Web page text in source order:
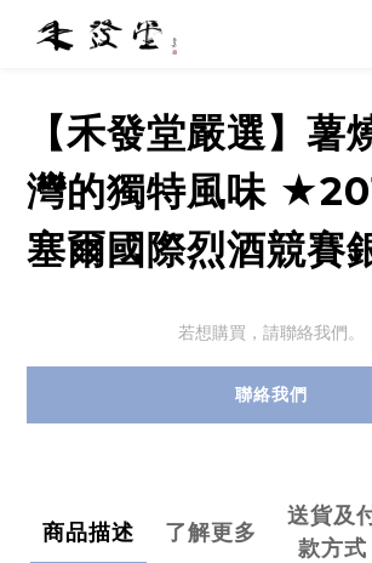
【禾發堂嚴選】薯
灣的獨特風味
塞爾國際烈酒競賽
若想購買，請聯絡我們。
聯絡我們
商品描述 了解更多
送貨及
款方式